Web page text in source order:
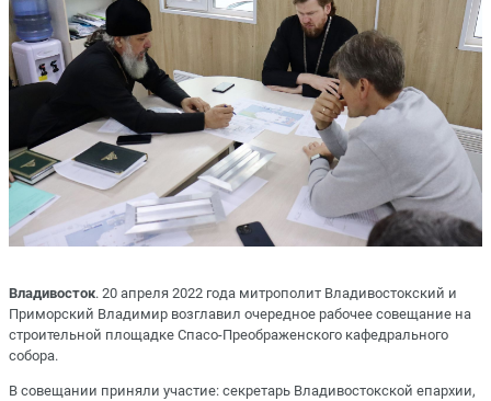
Владивосток. 20 апреля 2022 года митрополит Владивостокский и
Приморский Владимир возглавил очередное рабочее совещание на
строительной площадке Спасо-Преображенского кафедрального
собора.
В совещании приняли участие: секретарь Владивостокской епархии,